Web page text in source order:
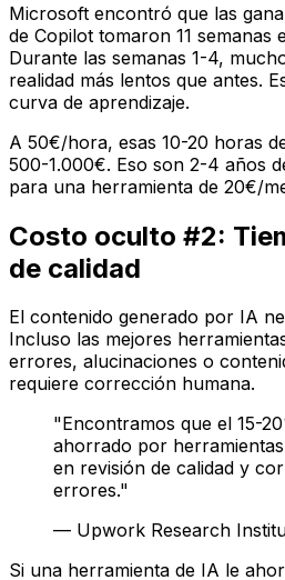
Microsoft encontró que las
de Copilot tomaron 11 semanas
Durante las semanas 1-4,
realidad más lentos que antes.
curva de aprendizaje.
A 50€/hora, esas 10-20 horas
500-1.000€. Eso son 2-4 años
para una herramienta de 20€/
Costo oculto #2:
de calidad
El contenido generado por IA
Incluso las mejores
errores, alucinaciones o
requiere corrección humana.
"Encontramos que el 15-
ahorrado por
en revisión de calidad y
errores."
— Upwork Research
Si una herramienta de IA le